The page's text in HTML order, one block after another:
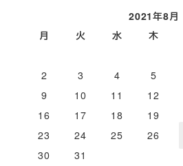
2021年8月
月
火 水 木
2
3 4 5
9
10 11 12
16
17 18 19
23
24 25 26
30
31